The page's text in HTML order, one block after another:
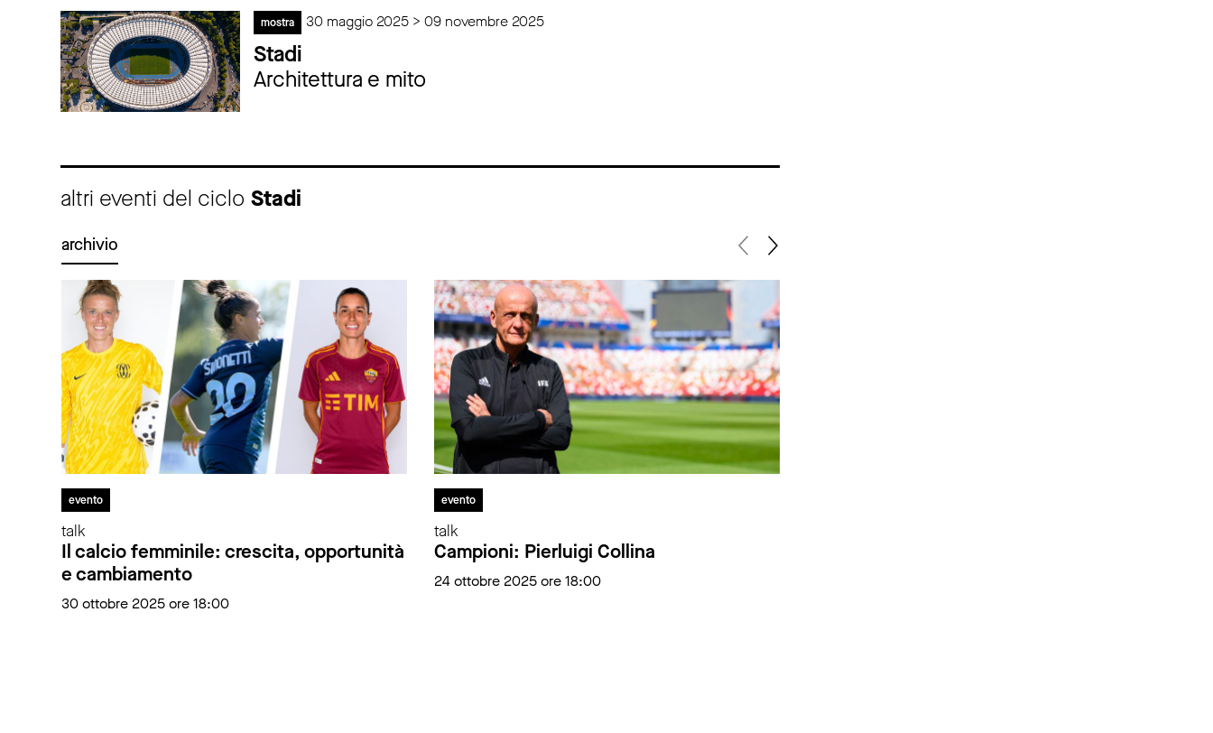
mostra 30 maggio 2025 > 09 novembre 2025
Stadi
Architettura e mito
altri eventi del ciclo Stadi
archivio
evento
talk
Il calcio femminile: crescita, opportunità
e cambiamento
30 ottobre 2025 ore 18:00
evento
talk
Campioni: Pierluigi Collina
24 ottobre 2025 ore 18:00